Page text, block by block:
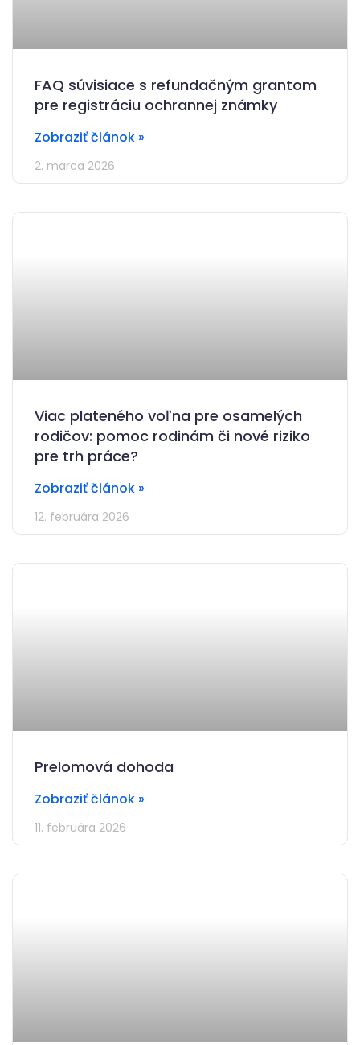
FAQ súvisiace s refundačným grantom
pre registráciu ochrannej známky
Zobraziť článok »
2. marca 2026
Viac plateného voľna pre osamelých
rodičov: pomoc rodinám či nové riziko
pre trh práce?
Zobraziť článok »
12. februára 2026
Prelomová dohoda
Zobraziť článok »
11. februára 2026